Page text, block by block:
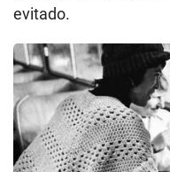
hubo gente
fueron evacuados en
contexto general y
experiencias,
son únicas".